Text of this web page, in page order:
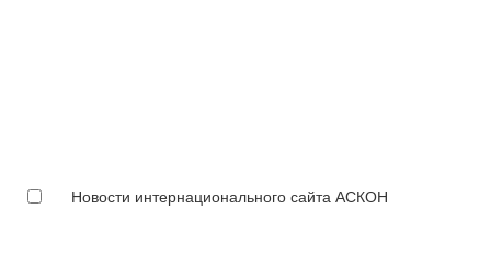
Новости интернационального сайта АСКОН